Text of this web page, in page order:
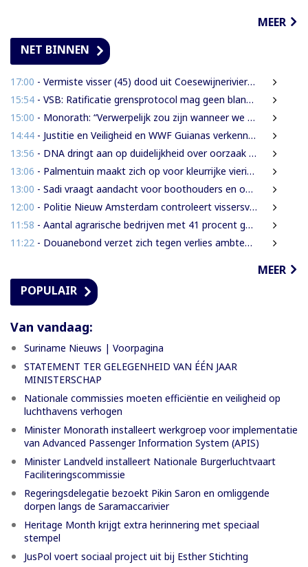
MEER
NET BINNEN
17:00 - Vermiste visser (45) dood uit Coesewijnerivier gehaald
15:54 - VSB: Ratificatie grensprotocol mag geen blanco cheque zijn
15:00 - Monorath: “Verwerpelijk zou zijn wanneer we de dingen zouden bedekken met de mantel der liefde”
14:44 - Justitie en Veiligheid en WWF Guianas verkennen verdere samenwerking
13:56 - DNA dringt aan op duidelijkheid over oorzaak massale vissterfte
13:06 - Palmentuin maakt zich op voor kleurrijke viering Dag der Inheemsen
13:00 - Sadi vraagt aandacht voor boothouders en overbelasting Wijdenboschbrug
12:00 - Politie Nieuw Amsterdam controleert vissersvaartuigen op de rivier
11:58 - Aantal agrarische bedrijven met 41 procent gegroeid
11:22 - Douanebond verzet zich tegen verlies ambtenarenstatus bij wijziging Wet Belastingdienst
MEER
POPULAIR
Van vandaag:
Suriname Nieuws | Voorpagina
STATEMENT TER GELEGENHEID VAN ÉÉN JAAR
MINISTERSCHAP
Nationale commissies moeten efficiëntie en veiligheid op
luchthavens verhogen
Minister Monorath installeert werkgroep voor implementatie
van Advanced Passenger Information System (APIS)
Minister Landveld installeert Nationale Burgerluchtvaart
Faciliteringscommissie
Regeringsdelegatie bezoekt Pikin Saron en omliggende
dorpen langs de Saramaccarivier
Heritage Month krijgt extra herinnering met speciaal
stempel
JusPol voert sociaal project uit bij Esther Stichting